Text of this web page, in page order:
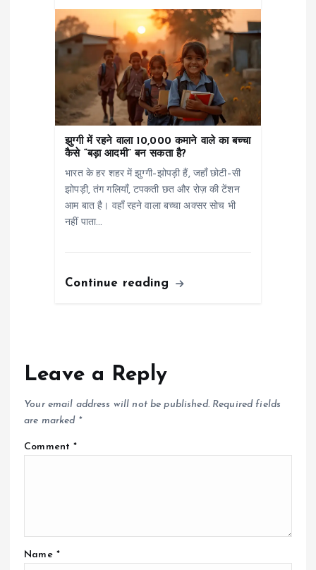
झुग्गी में रहने वाला 10,000 कमाने वाले का बच्चा
कैसे “बड़ा आदमी” बन सकता है?
भारत के हर शहर में झुग्गी–झोपड़ी हैं, जहाँ छोटी–सी
झोपड़ी, तंग गलियाँ, टपकती छत और रोज़ की टेंशन
आम बात है। वहाँ रहने वाला बच्चा अक्सर सोच भी
नहीं पाता…
Continue reading
Leave a Reply
Your email address will not be published. Required fields
are marked *
Comment*
Name *